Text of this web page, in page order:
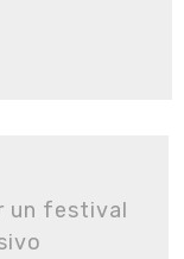
un festival